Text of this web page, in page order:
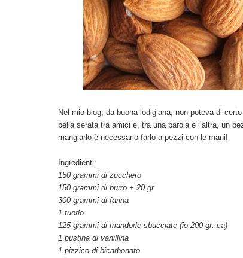
Nel mio blog, da buona lodigiana, non poteva di
bella serata tra amici e, tra una parola e l’altra, un
mangiarlo è necessario farlo a pezzi con le mani!
Ingredienti:
150 grammi di zucchero
150 grammi di burro + 20 gr
300 grammi di farina
1 tuorlo
125 grammi di mandorle sbucciate (io 200 gr. ca)
1 bustina di vanillina
1 pizzico di bicarbonato